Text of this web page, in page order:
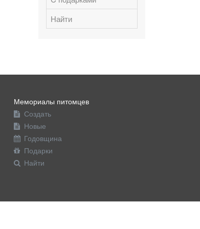
Найти
Мемориалы питомцев
Создать
Новые
Годовщина
Подарки
Найти